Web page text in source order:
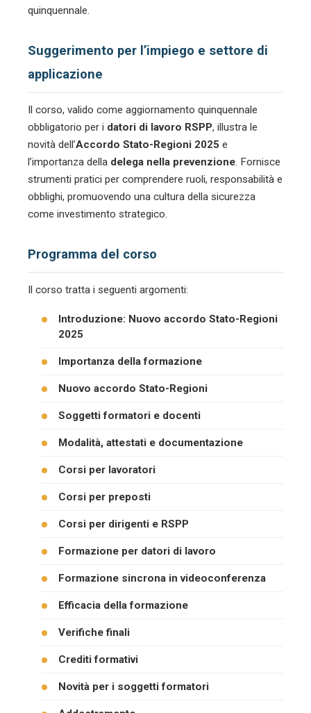
quinquennale.
Suggerimento per l’impiego e settore di
applicazione
Il corso, valido come aggiornamento quinquennale
obbligatorio per i datori di lavoro RSPP, illustra le
novità dell’Accordo Stato-Regioni 2025 e
l’importanza della delega nella prevenzione. Fornisce
strumenti pratici per comprendere ruoli, responsabilità e
obblighi, promuovendo una cultura della sicurezza
come investimento strategico.
Programma del corso
Il corso tratta i seguenti argomenti:
Introduzione: Nuovo accordo Stato-Regioni
2025
Importanza della formazione
Nuovo accordo Stato-Regioni
Soggetti formatori e docenti
Modalità, attestati e documentazione
Corsi per lavoratori
Corsi per preposti
Corsi per dirigenti e RSPP
Formazione per datori di lavoro
Formazione sincrona in videoconferenza
Efficacia della formazione
Verifiche finali
Crediti formativi
Novità per i soggetti formatori